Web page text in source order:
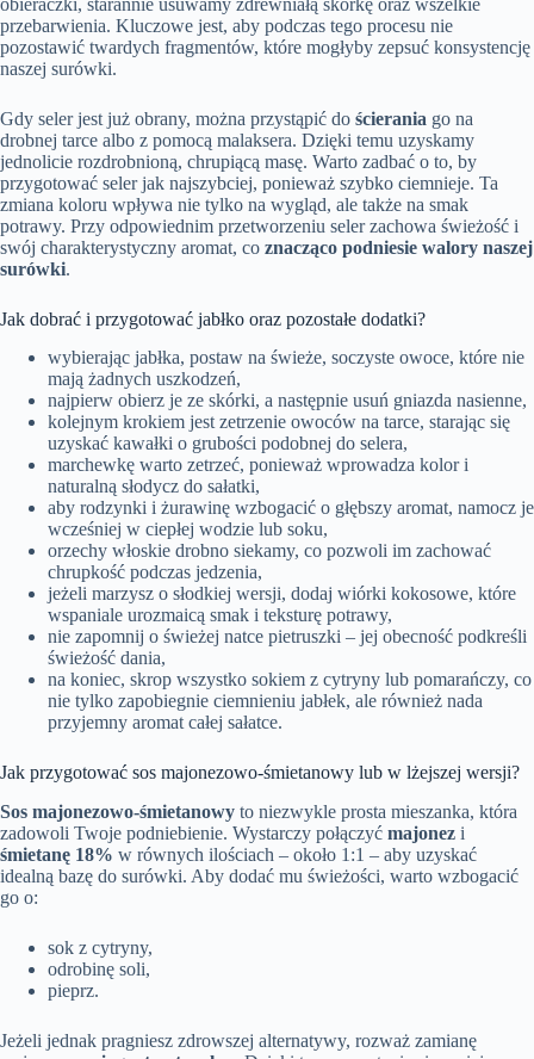
przebarwienia. Kluczowe jest, aby podczas tego procesu nie
pozostawić twardych fragmentów, które mogłyby zepsuć konsystencję
naszej surówki.
Gdy seler jest już obrany, można przystąpić do ścierania go na
drobnej tarce albo z pomocą malaksera. Dzięki temu uzyskamy
jednolicie rozdrobnioną, chrupiącą masę. Warto zadbać o to, by
przygotować seler jak najszybciej, ponieważ szybko ciemnieje. Ta
zmiana koloru wpływa nie tylko na wygląd, ale także na smak
potrawy. Przy odpowiednim przetworzeniu seler zachowa świeżość i
swój charakterystyczny aromat, co znacząco podniesie walory naszej
surówki.
Jak dobrać i przygotować jabłko oraz pozostałe dodatki?
wybierając jabłka, postaw na świeże, soczyste owoce, które nie
mają żadnych uszkodzeń,
najpierw obierz je ze skórki, a następnie usuń gniazda nasienne,
kolejnym krokiem jest zetrzenie owoców na tarce, starając się
uzyskać kawałki o grubości podobnej do selera,
marchewkę warto zetrzeć, ponieważ wprowadza kolor i
naturalną słodycz do sałatki,
aby rodzynki i żurawinę wzbogacić o głębszy aromat, namocz je
wcześniej w ciepłej wodzie lub soku,
orzechy włoskie drobno siekamy, co pozwoli im zachować
chrupkość podczas jedzenia,
jeżeli marzysz o słodkiej wersji, dodaj wiórki kokosowe, które
wspaniale urozmaicą smak i teksturę potrawy,
nie zapomnij o świeżej natce pietruszki – jej obecność podkreśli
świeżość dania,
na koniec, skrop wszystko sokiem z cytryny lub pomarańczy, co
nie tylko zapobiegnie ciemnieniu jabłek, ale również nada
przyjemny aromat całej sałatce.
Jak przygotować sos majonezowo-śmietanowy lub w lżejszej wersji?
Sos majonezowo-śmietanowy to niezwykle prosta mieszanka, która
zadowoli Twoje podniebienie. Wystarczy połączyć majonez i
śmietanę 18% w równych ilościach – około 1:1 – aby uzyskać
idealną bazę do surówki. Aby dodać mu świeżości, warto wzbogacić
go o:
sok z cytryny,
odrobinę soli,
pieprz.
Jeżeli jednak pragniesz zdrowszej alternatywy, rozważ zamianę